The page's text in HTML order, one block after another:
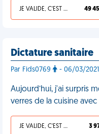
JE VALIDE, C'EST UNE VDM 49
Dictature sanitaire
Par Fids0769 - 06/03/2021
Aujourd’hui, j'ai surpris
verres de la cuisine
JE VALIDE, C'EST UNE VDM 3